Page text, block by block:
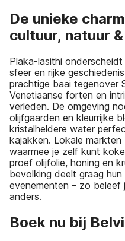
De unieke
cultuur, natuur
Plaka-lasithi
sfeer en rijke
prachtige baai tegenover
Venetiaanse forten en
verleden. De omgeving
olijfgaarden en kleurrijke
kristalheldere water
kajakken. Lokale
waarmee je zelf kunt
proef olijfolie, honing en
bevolking deelt graag
evenementen – zo beleef
anders.
Boek nu bij